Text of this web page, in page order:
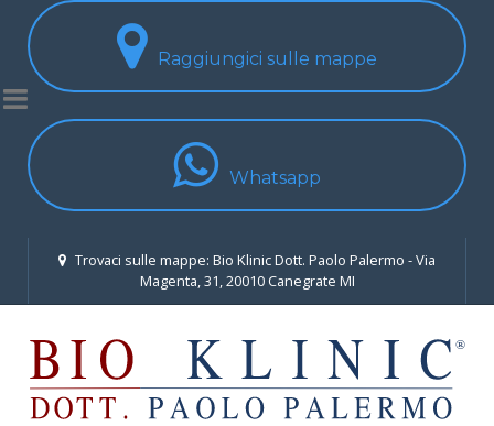
Raggiungici sulle mappe
Whatsapp
Trovaci sulle mappe: Bio Klinic Dott. Paolo Palermo - Via
Magenta, 31, 20010 Canegrate MI